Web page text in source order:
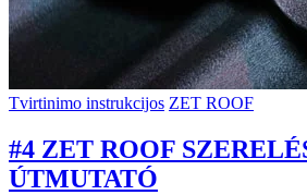
Tvirtinimo instrukcijos ZET ROOF
#4 ZET ROOF
ÚTMUTATÓ